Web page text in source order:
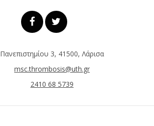
Πανεπιστημίου 3, 41500, Λάρισα
msc.thrombosis@uth.gr
2410 68 5739